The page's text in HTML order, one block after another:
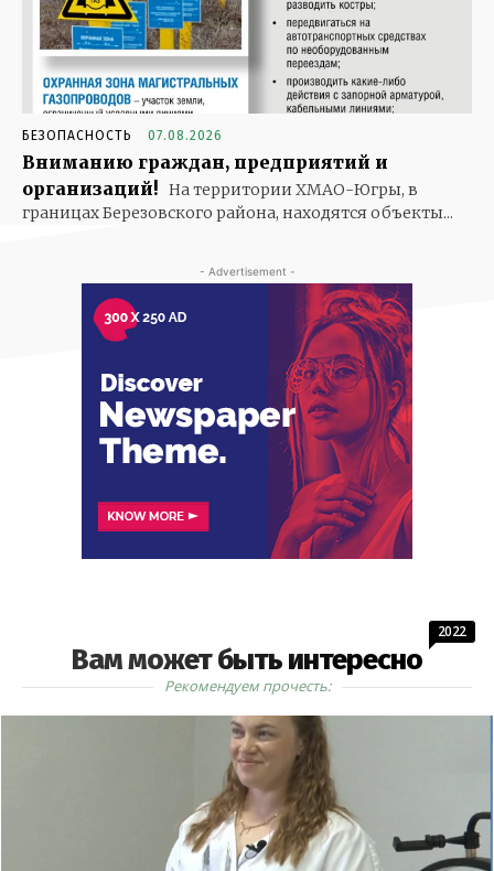
БЕЗОПАСНОСТЬ 07.08.2026
Вниманию граждан, предприятий и
организаций! На территории ХМАО-Югры, в
границах Березовского района, находятся объекты...
- Advertisement -
Вам может быть интересно
2022
Рекомендуем прочесть: